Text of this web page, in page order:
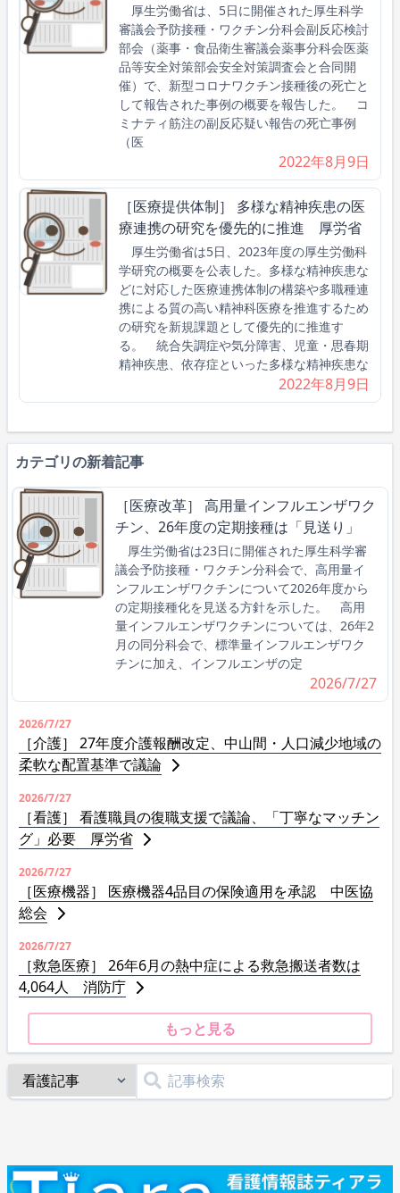
厚生労働省は、5日に開催された厚生科学
審議会予防接種・ワクチン分科会副反応検討
部会（薬事・食品衛生審議会薬事分科会医薬
品等安全対策部会安全対策調査会と合同開
催）で、新型コロナワクチン接種後の死亡と
して報告された事例の概要を報告した。 コ
ミナティ筋注の副反応疑い報告の死亡事例
（医
2022年8月9日
［医療提供体制］ 多様な精神疾患の医
療連携の研究を優先的に推進 厚労省
厚生労働省は5日、2023年度の厚生労働科
学研究の概要を公表した。多様な精神疾患な
どに対応した医療連携体制の構築や多職種連
携による質の高い精神科医療を推進するため
の研究を新規課題として優先的に推進す
る。 統合失調症や気分障害、児童・思春期
精神疾患、依存症といった多様な精神疾患な
2022年8月9日
カテゴリの新着記事
［医療改革］ 高用量インフルエンザワク
チン、26年度の定期接種は「見送り」
厚生労働省は23日に開催された厚生科学審
議会予防接種・ワクチン分科会で、高用量イ
ンフルエンザワクチンについて2026年度から
の定期接種化を見送る方針を示した。 高用
量インフルエンザワクチンについては、26年2
月の同分科会で、標準量インフルエンザワク
チンに加え、インフルエンザの定
2026/7/27
2026/7/27
［介護］ 27年度介護報酬改定、中山間・人口減少地域の
柔軟な配置基準で議論
2026/7/27
［看護］ 看護職員の復職支援で議論、「丁寧なマッチン
グ」必要 厚労省
2026/7/27
［医療機器］ 医療機器4品目の保険適用を承認 中医協
総会
2026/7/27
［救急医療］ 26年6月の熱中症による救急搬送者数は
4,064人 消防庁
もっと見る